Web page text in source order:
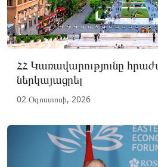
ՀՀ Կառավարությունը
ներկայացրել
02 Օգոստոսի, 2026